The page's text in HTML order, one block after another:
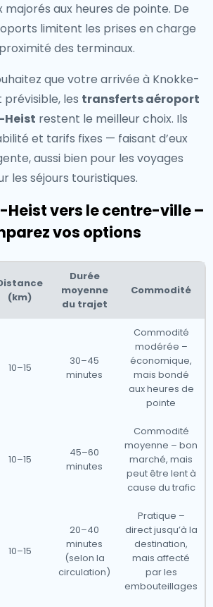
aux heures de pointe. De
limitent les prises en charge
des terminaux.
que votre arrivée à Knokke-
prévisible, les transferts aéroport
Heist restent le meilleur choix. Ils
et tarifs fixes — faisant d’eux
aussi bien pour les voyages
les séjours touristiques.
Heist vers le centre-ville –
vos options
(km)
Durée
moyenne
du trajet
Commodité
10–15
30–45
minutes
Commodité
modérée –
économique,
mais bondé
aux heures de
pointe
10–15
45–60
minutes
Commodité
moyenne – bon
marché, mais
peut être lent à
cause du trafic
10–15
20–40
minutes
(selon la
circulation)
Pratique –
direct jusqu’à la
destination,
mais affecté
par les
embouteillages